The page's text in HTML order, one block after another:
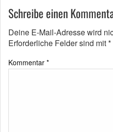
Schreibe einen
Deine E-Mail-Adresse wird
Erforderliche Felder sind mit*
Kommentar *